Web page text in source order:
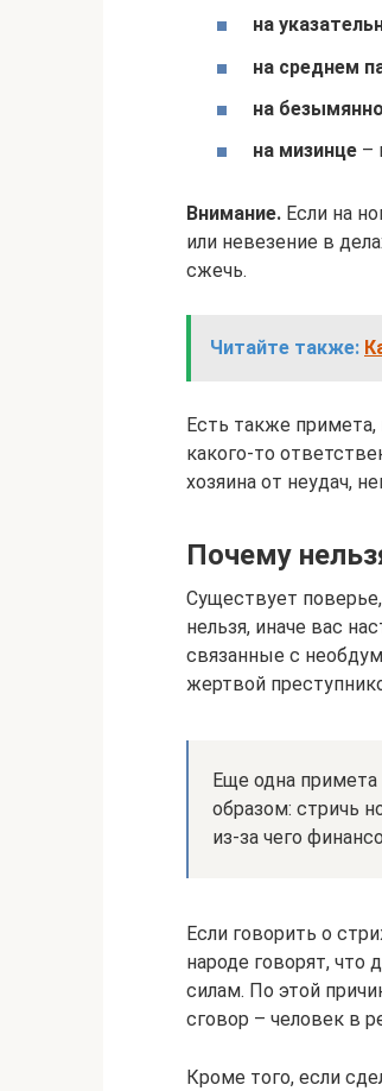
на
на среднем
на
на мизинце –
Внимание. Если на
или невезение в
сжечь.
Читайте также:
Есть также
какого-то
хозяина от неудач,
Почему
Существует
нельзя, иначе вас
связанные с
жертвой
Еще одна
образом: стричь
из-за чего
Если говорить о
народе говорят, что
силам. По этой
сговор – человек в
Кроме того, если